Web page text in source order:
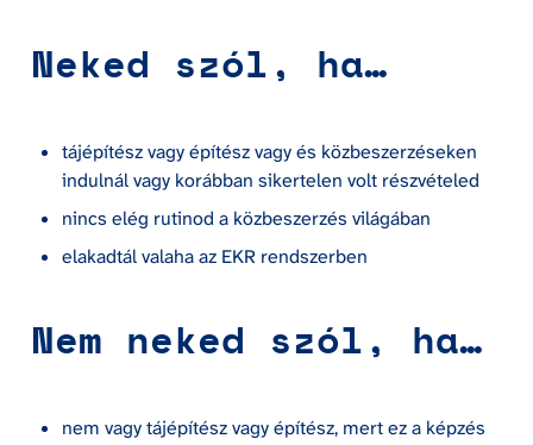
Neked szól, ha…
tájépítész vagy építész vagy és közbeszerzéseken
indulnál vagy korábban sikertelen volt részvételed
nincs elég rutinod a közbeszerzés világában
elakadtál valaha az EKR rendszerben
Nem neked szól, ha…
nem vagy tájépítész vagy építész, mert ez a képzés